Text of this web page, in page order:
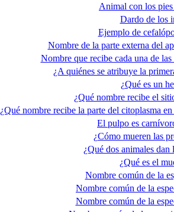
Animal con los pies
Dardo de los
Ejemplo de
Nombre de la parte externa del
Nombre que recibe cada una de
¿A quiénes se atribuye la
¿Qué es un
¿Qué nombre recibe el
¿Qué nombre recibe la parte del citoplasma
El pulpo es
¿Cómo mueren las
¿Qué dos animales dan
¿Qué es el
Nombre común de la
Nombre común de la
Nombre común de la